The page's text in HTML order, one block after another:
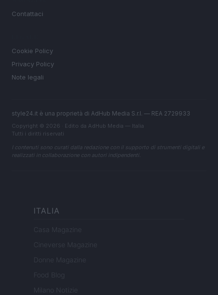
Contattaci
Cookie Policy
Privacy Policy
Note legali
style24.it è una proprietà di AdHub Media S.r.l. — REA 2729933
Copyright © 2026 · Edito da AdHub Media — Italia
Tutti i diritti riservati
I contenuti sono curati dalla redazione con il supporto di strumenti digitali e
realizzati in collaborazione con autori indipendenti.
ITALIA
Casa Magazine
Cineverse Magazine
Donne Magazine
Food Blog
Milano Notizie